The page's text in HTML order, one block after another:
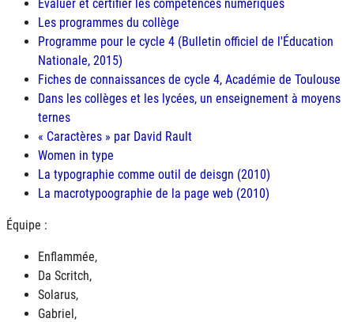
Évaluer et certifier les compétences numériques
Les programmes du collège
Programme pour le cycle 4 (Bulletin officiel de l'Éducation
Nationale, 2015)
Fiches de connaissances de cycle 4, Académie de Toulouse
Dans les collèges et les lycées, un enseignement à moyens
ternes
« Caractères » par David Rault
Women in type
La typographie comme outil de deisgn (2010)
La macrotypoographie de la page web (2010)
Équipe :
Enflammée,
Da Scritch,
Solarus,
Gabriel,